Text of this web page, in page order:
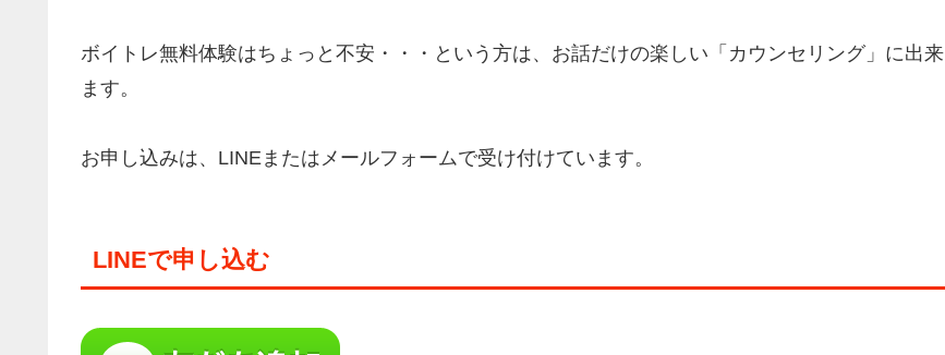
ボイトレ無料体験はちょっと不安・・・という方は、お話だけの楽しい「カウンセリング」に出来
ます。
お申し込みは、LINEまたはメールフォームで受け付けています。
LINEで申し込む